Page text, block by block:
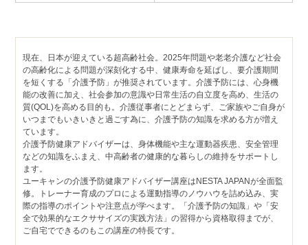
現在、日本が迎えている超高齢社会。2025年問題や老老介護など社会
の高齢化による問題が深刻化する中、健康寿命を延ばし、要介護期間
を短くする「介護予防」が推奨されています。介護予防には、心身機
能の改善に加え、社会参加の意識や日常生活の自立度を高め、生活の
質(QOL)を高める目的も。介護従事者にとどまらず、ご家族やご自身が
いつまでもいきいきと過ごす為に、介護予防の知識を求める方が増え
ています。
介護予防健康アドバイザーは、身体機能や主な運動器疾患、安全管理
などの知識をふまえ、中高齢者の健康的な暮らしの維持をサポートし
ます。
ユーキャンの介護予防健康アドバイザー講座はNESTA JAPANが全面監
修。トレーナー育成のプロによる運動指導のノウハウを詰め込み、実
際の指導のポイントや注意点が学べます。「介護予防の知識」や「安
全で効果的なエクササイズの実践方法」の習得から資格取得までが、
ご自宅でできるのもこの講座の特長です。